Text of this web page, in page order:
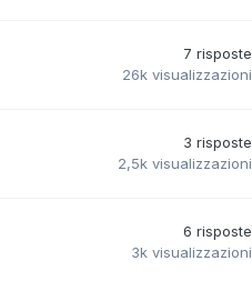
7 risposte
26k visualizzazioni
3 risposte
2,5k visualizzazioni
6 risposte
3k visualizzazioni